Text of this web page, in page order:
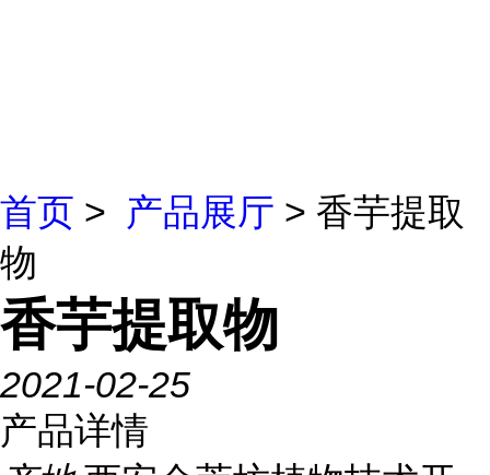
首页 > 产品展厅 > 香芋提取
物
香芋提取物
2021-02-25
产品详情